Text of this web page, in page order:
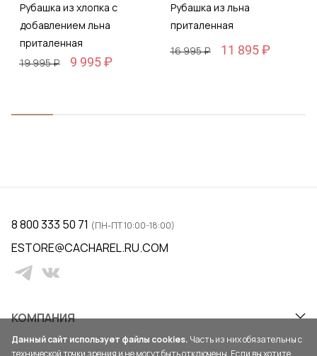
Рубашка из хлопка с
добавлением льна
приталенная
19 995 ₽
9 995 ₽
Рубашка из льна
приталенная
16 995 ₽
11 895 ₽
КОМПАНИЯ
8 800 333 50 71 (ПН-ПТ 10:00-18:00)
ESTORE@CACHAREL.RU.COM
Данный сайт использует файлы cookies. Часть из них обязательны с
технической точки зрения и не могут быть отключены. Если вы хотите